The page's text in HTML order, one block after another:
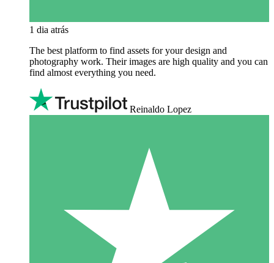
1 dia atrás
The best platform to find assets for your design and
photography work. Their images are high quality and you can
find almost everything you need.
Reinaldo Lopez